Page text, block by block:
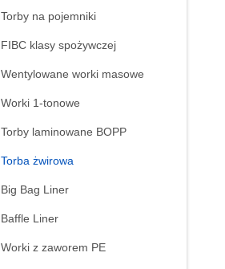
Torby na pojemniki
FIBC klasy spożywczej
Wentylowane worki masowe
Worki 1-tonowe
Torby laminowane BOPP
Torba żwirowa
Big Bag Liner
Baffle Liner
Worki z zaworem PE